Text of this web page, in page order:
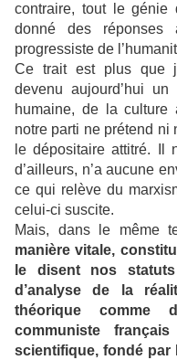
contraire, tout le génie
donné des réponses
progressiste de
Ce trait est plus que
devenu aujourd’hui
humaine, de la culture
notre parti ne prétend ni
le dépositaire attitré. Il
d’ailleurs, n’a aucune
ce qui relève du
celui-ci suscite.
Mais, dans le même
manière vitale,
le disent nos
d’analyse de la
théorique
communiste
scientifique, fondé par